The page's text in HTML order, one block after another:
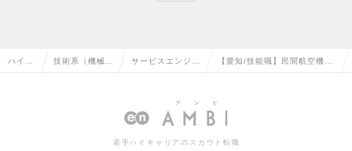
ハイク 技術系（機械・ サービスエンジニ
ニックの転職
【愛知/技能職】民間航空機エ
及び検査業務の求人情報
若手ハイキャリアのスカウト転職